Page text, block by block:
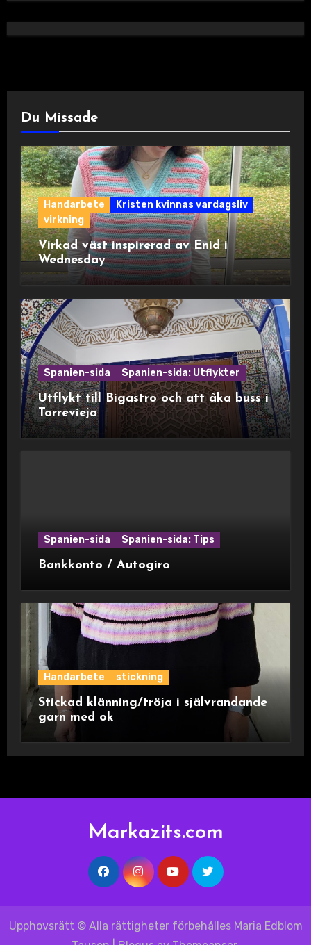
Du Missade
Handarbete
Kristen kvinnas vardagsliv
virkning
Virkad väst inspirerad av Enid i
Wednesday
Spanien-sida Spanien-sida: Utflykter
Utflykt till Bigastro och att åka buss i
Torrevieja
Spanien-sida Spanien-sida: Tips
Bankkonto / Autogiro
Handarbete stickning
Stickad klänning/tröja i självrandande
garn med ok
Markazits.com
Upphovsrätt © Alla rättigheter förbehålles Maria Edblom